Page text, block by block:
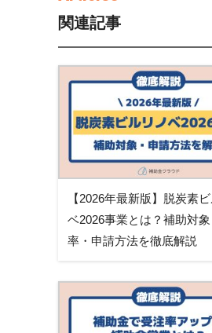
関連記事
【2026年最新版】脱炭素
ベ2026事業とは？補助対
率・申請方法を徹底解説